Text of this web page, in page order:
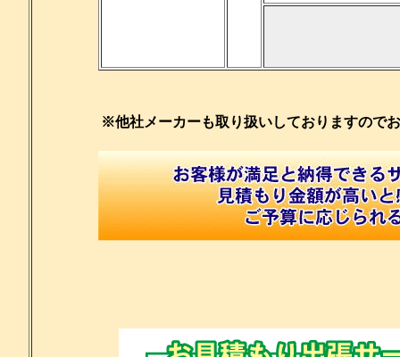
※他社メーカーも取り扱いしておりますので